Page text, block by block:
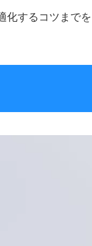
化するコツまでを